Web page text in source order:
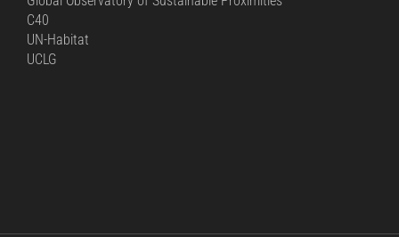
C40
UN-Habitat
UCLG